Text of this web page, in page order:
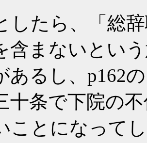
したら、「総
含まないとい
あるし、p162
十条で下院の
ことになって